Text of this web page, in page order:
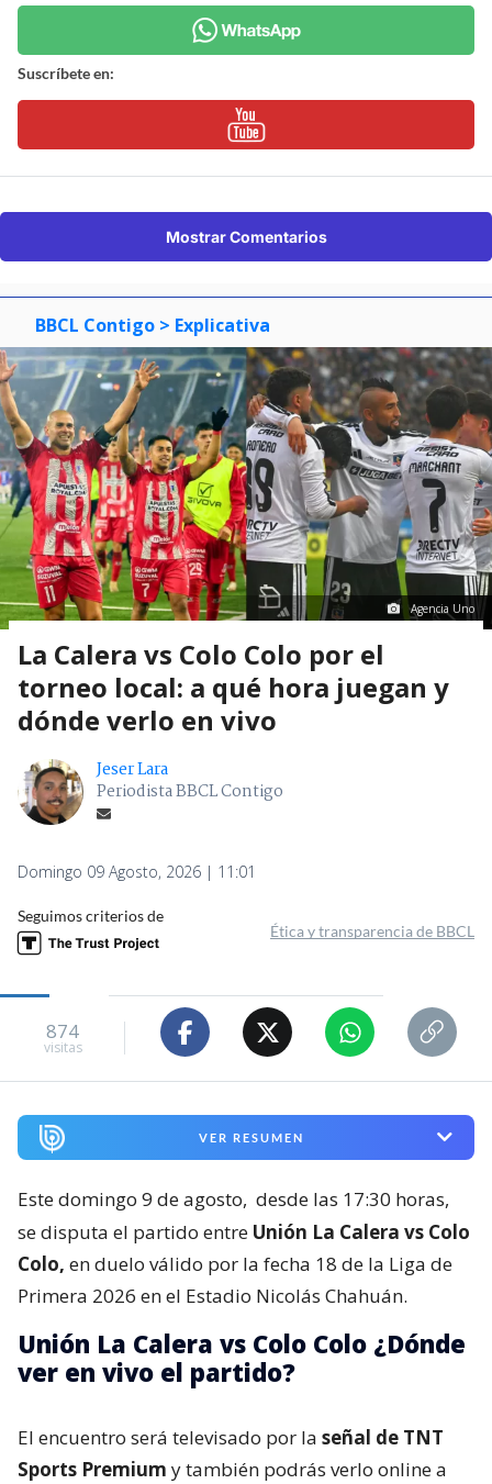
Suscríbete en:
Mostrar Comentarios
BBCL Contigo > Explicativa
Agencia Uno
La Calera vs Colo Colo por el
torneo local: a qué hora juegan y
dónde verlo en vivo
Jeser Lara
Periodista BBCL Contigo
Domingo 09 Agosto, 2026 | 11:01
Seguimos criterios de
Ética y transparencia de BBCL
874
visitas
VER RESUMEN
Este domingo 9 de agosto, desde las 17:30 horas,
se disputa el partido entre Unión La Calera vs Colo
Colo, en duelo válido por la fecha 18 de la Liga de
Primera 2026 en el Estadio Nicolás Chahuán.
Unión La Calera vs Colo Colo ¿Dónde
ver en vivo el partido?
El encuentro será televisado por la señal de TNT
Sports Premium y también podrás verlo online a